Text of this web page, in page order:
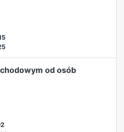
od osób